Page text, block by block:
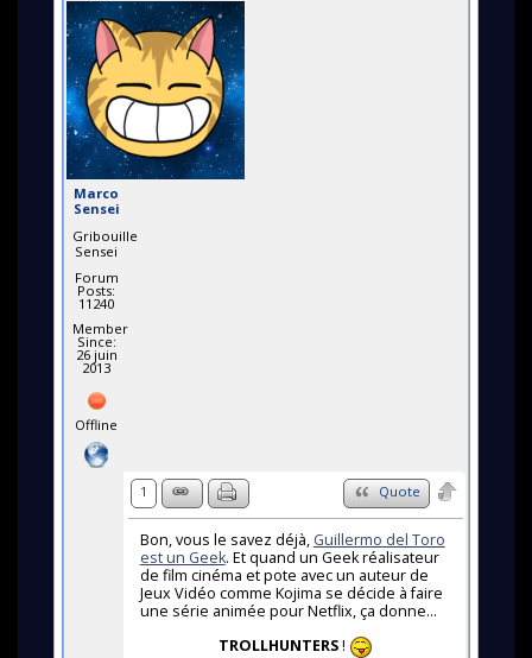
Marco
Sensei
Gribouille
Sensei
Forum
Posts:
11240
Member
Since:
26 juin
2013
Offline
1 Quote
Bon, vous le savez déjà, Guillermo del Toro
est un Geek. Et quand un Geek réalisateur
de film cinéma et pote avec un auteur de
Jeux Vidéo comme Kojima se décide à faire
une série animée pour Netflix, ça donne...
TROLLHUNTERS!